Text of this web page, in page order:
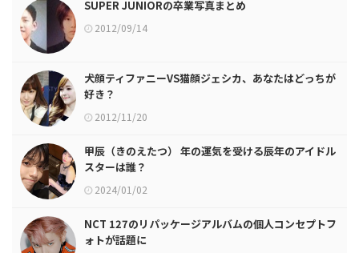
SUPER JUNIORの卒業写真まとめ
2012/09/14
犬顔ティファニーVS猫顔ジェシカ、あなたはどっちが
好き？
2012/11/20
甲辰（きのえたつ） 年の運気を受ける辰年のアイドル
スターは誰？
2024/01/02
NCT 127のリパッケージアルバムの個人コンセプトフ
ォトが話題に